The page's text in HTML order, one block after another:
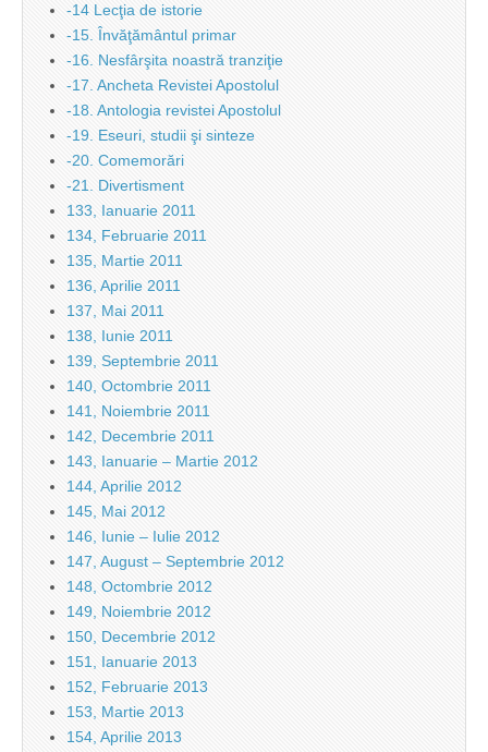
-14 Lecţia de istorie
-15. Învăţământul primar
-16. Nesfârşita noastră tranziţie
-17. Ancheta Revistei Apostolul
-18. Antologia revistei Apostolul
-19. Eseuri, studii şi sinteze
-20. Comemorări
-21. Divertisment
133, Ianuarie 2011
134, Februarie 2011
135, Martie 2011
136, Aprilie 2011
137, Mai 2011
138, Iunie 2011
139, Septembrie 2011
140, Octombrie 2011
141, Noiembrie 2011
142, Decembrie 2011
143, Ianuarie – Martie 2012
144, Aprilie 2012
145, Mai 2012
146, Iunie – Iulie 2012
147, August – Septembrie 2012
148, Octombrie 2012
149, Noiembrie 2012
150, Decembrie 2012
151, Ianuarie 2013
152, Februarie 2013
153, Martie 2013
154, Aprilie 2013